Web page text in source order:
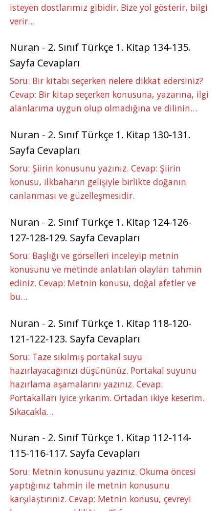
isteyen dostlarımız gibidir. Bize yol gösterir, bilgi
verir…
Nuran - 2. Sınıf Türkçe 1. Kitap 134-135.
Sayfa Cevapları
Soru: Bir kitabı seçerken nelere dikkat edersiniz?
Cevap: Bir kitap seçerken konusuna, yazarına, ilgi
alanlarıma uygun olup olmadığına ve dilinin…
Nuran - 2. Sınıf Türkçe 1. Kitap 130-131.
Sayfa Cevapları
Soru: Şiirin konusunu yazınız. Cevap: Şiirin
konusu, ilkbaharın gelişiyle birlikte doğanın
canlanması ve güzelleşmesidir.
Nuran - 2. Sınıf Türkçe 1. Kitap 124-126-
127-128-129. Sayfa Cevapları
Soru: Başlığı ve görselleri inceleyip metnin
konusunu ve metinde anlatılan olayları tahmin
ediniz. Cevap: Metnin konusu, doğal afetler ve
bu…
Nuran - 2. Sınıf Türkçe 1. Kitap 118-120-
121-122-123. Sayfa Cevapları
Soru: Taze sıkılmış portakal suyu
hazırlayacağınızı düşününüz. Portakal suyunu
hazırlama aşamalarını yazınız. Cevap:
Portakalları iyice yıkarım. Ortadan ikiye keserim.
Sıkacakla…
Nuran - 2. Sınıf Türkçe 1. Kitap 112-114-
115-116-117. Sayfa Cevapları
Soru: Metnin konusunu yazınız. Okuma öncesi
yaptığınız tahmin ile metnin konusunu
karşılaştırınız. Cevap: Metnin konusu, çevreyi